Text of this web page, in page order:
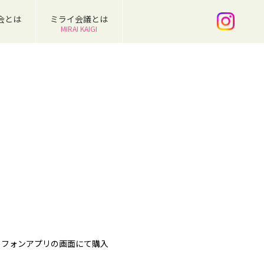
とは ミライ会議とは
MIRAI KAIGI
ォンアプリの画面にて購入